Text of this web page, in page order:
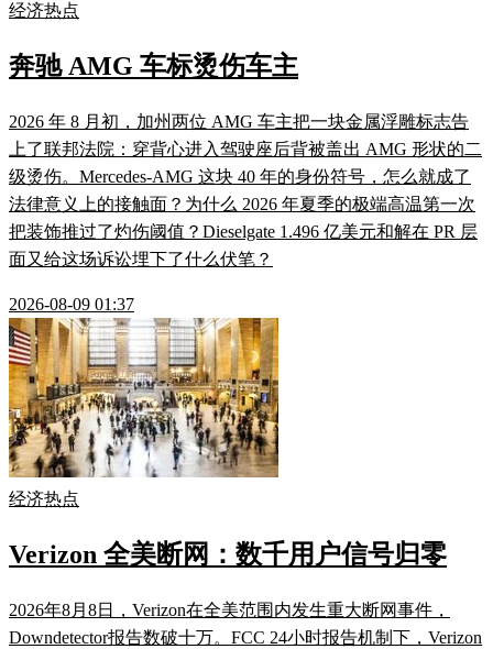
经济热点
奔驰 AMG 车标烫伤车主
2026 年 8 月初，加州两位 AMG 车主把一块金属浮雕标志告
上了联邦法院：穿背心进入驾驶座后背被盖出 AMG 形状的二
级烫伤。Mercedes-AMG 这块 40 年的身份符号，怎么就成了
法律意义上的接触面？为什么 2026 年夏季的极端高温第一次
把装饰推过了灼伤阈值？Dieselgate 1.496 亿美元和解在 PR 层
面又给这场诉讼埋下了什么伏笔？
2026-08-09 01:37
经济热点
Verizon 全美断网：数千用户信号归零
2026年8月8日，Verizon在全美范围内发生重大断网事件，
Downdetector报告数破十万。FCC 24小时报告机制下，Verizon